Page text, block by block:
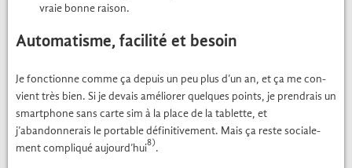
vraie bonne rai­son.
Automatisme, facilité et besoin
Je fonc­tionne comme ça depuis un peu plus d’un an, et ça me con­
vient très bien. Si je devais amélior­er quelques points, je prendrais un
smart­phone sans carte sim à la place de la tablette, et
j’abandonnerais le portable défini­tive­ment. Mais ça reste sociale­
ment com­pliqué aujourd’hui8).